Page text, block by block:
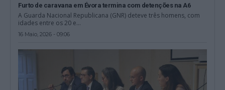
Furto de caravana em Évora termina com detenções na A6
A Guarda Nacional Republicana (GNR) deteve três homens, com
idades entre os 20 e...
16 Maio, 2026 - 09:06